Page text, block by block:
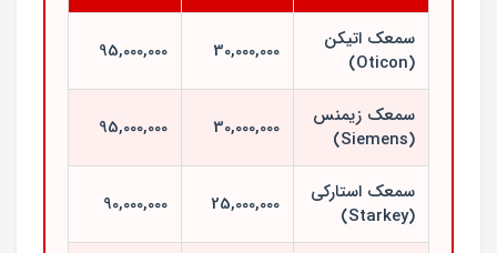
سمعک اتیکن
(Oticon)
30,000,000
95,000,000
سمعک زیمنس
(Siemens)
30,000,000
95,000,000
سمعک استارکی
(Starkey)
25,000,000
90,000,000